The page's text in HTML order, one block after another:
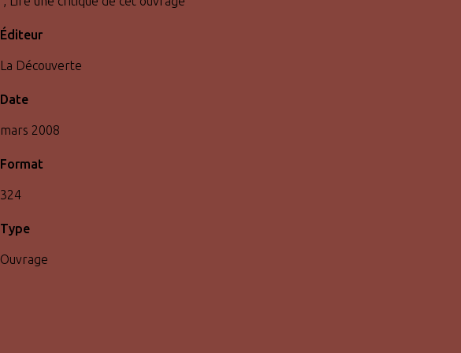
Éditeur
La Découverte
Date
mars 2008
Format
324
Type
Ouvrage